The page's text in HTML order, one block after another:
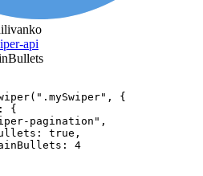
api
{
{
pagination",
true,
4